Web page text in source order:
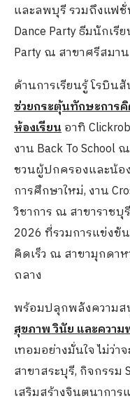
และลพบุรี รวมถึงแฟ
Dance Party ธีมนักเรี
Party ณ สาขาศรีสมาน
ด้านการเรียนรู้ โรบิน
ช่วยกระตุ้นทักษะการคิ
ห้องเรียนอาทิ
งาน Back To School
ชวนผู้ปกครองและน้อ
การศึกษาใหม่, งาน
วิชาการ ณ สาขาราชบุรี
2026 ที่รวมการแข่ง
คิดเร็ว ณ สาขามุกดาห
ถลาง
พร้อมปลุกพลังความส
สุขภาพ วินัย และความ
เทอมอย่างมั่นใจ ไม่ว่
สาขาสระบุรี, กิจกรรม
เสริมสร้างจินตนากา